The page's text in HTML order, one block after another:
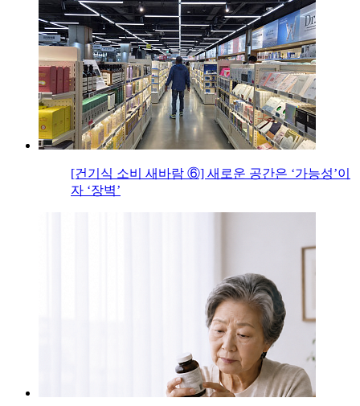
[건기식 소비 새바람 ⑥] 새로운 공간은 ‘가능성’이
자 ‘장벽’